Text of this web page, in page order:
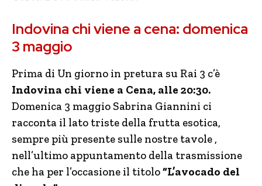
Indovina chi viene a cena: domenica
3 maggio
Prima di Un giorno in pretura su Rai 3 c’è
Indovina chi viene a Cena, alle 20:30.
Domenica 3 maggio Sabrina Giannini ci
racconta il lato triste della frutta esotica,
sempre più presente sulle nostre tavole ,
nell’ultimo appuntamento della trasmissione
che ha per l’occasione il titolo“L’avocado del